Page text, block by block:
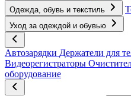
Одежда, обувь и текстиль
Уход за одеждой и обувью
Автозарядки Держатели для
Видеорегистраторы
оборудование